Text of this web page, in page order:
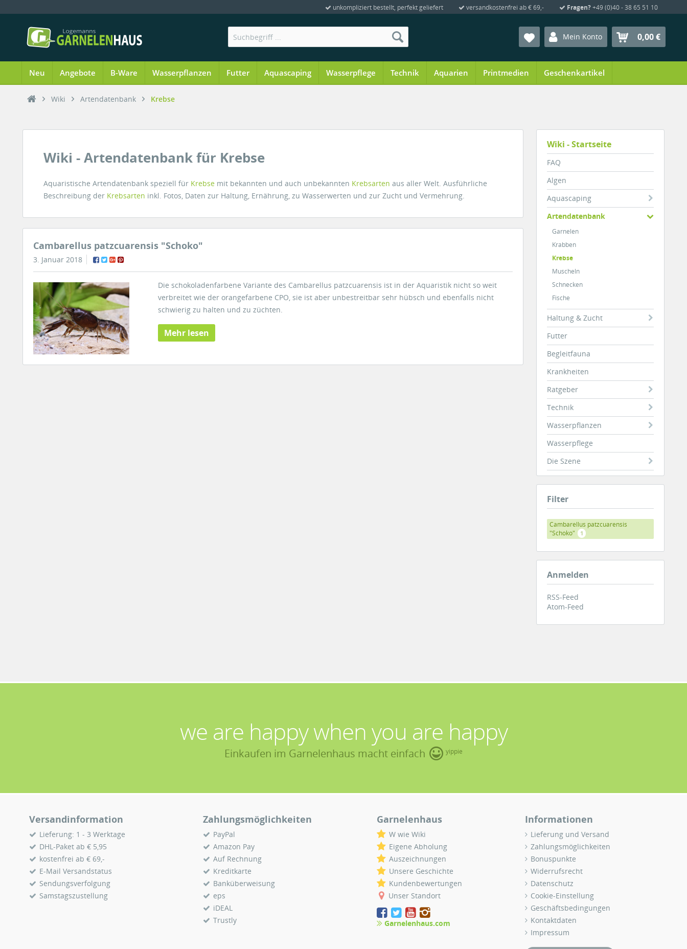
unkompliziert bestellt, perfekt geliefert versandkostenfrei ab € 69,- Fragen?+49 (0)40 - 38 65 51 10
Mein Konto 0,00 €
Neu Angebote B-Ware Wasserpflanzen Futter Aquascaping Wasserpflege Technik Aquarien Printmedien Geschenkartikel
Wiki Artendatenbank Krebse
Wiki - Startseite
FAQ
Algen
Aquascaping
Artendatenbank
Garnelen
Krabben
Krebse
Muscheln
Schnecken
Fische
Haltung & Zucht
Futter
Begleitfauna
Krankheiten
Ratgeber
Technik
Wasserpflanzen
Wasserpflege
Die Szene
Filter
Cambarellus patzcuarensis
"Schoko"
1
Anmelden
RSS-Feed
Atom-Feed
Wiki - Artendatenbank für Krebse
Aquaristische Artendatenbank speziell für Krebse mit bekannten und auch unbekannten Krebsarten aus aller Welt. Ausführliche
Beschreibung der Krebsarten inkl. Fotos, Daten zur Haltung, Ernährung, zu Wasserwerten und zur Zucht und Vermehrung.
Cambarellus patzcuarensis "Schoko"
3. Januar 2018
Die schokoladenfarbene Variante des Cambarellus patzcuarensis ist in der Aquaristik nicht so weit
verbreitet wie der orangefarbene CPO, sie ist aber unbestreitbar sehr hübsch und ebenfalls nicht
schwierig zu halten und zu züchten.
Mehr lesen
we are happy when you are happy
Einkaufen im Garnelenhaus macht einfach yippie
Versandinformation
Lieferung: 1 - 3 Werktage
DHL-Paket ab € 5,95
kostenfrei ab € 69,-
E-Mail Versandstatus
Sendungsverfolgung
Samstagszustellung
Zahlungsmöglichkeiten
PayPal
Amazon Pay
Auf Rechnung
Kreditkarte
Banküberweisung
eps
iDEAL
Trustly
Garnelenhaus
W wie Wiki
Eigene Abholung
Auszeichnungen
Unsere Geschichte
Kundenbewertungen
Unser Standort
Garnelenhaus.com
Informationen
Lieferung und Versand
Zahlungsmöglichkeiten
Bonuspunkte
Widerrufsrecht
Datenschutz
Cookie-Einstellung
Geschäftsbedingungen
Kontaktdaten
Impressum